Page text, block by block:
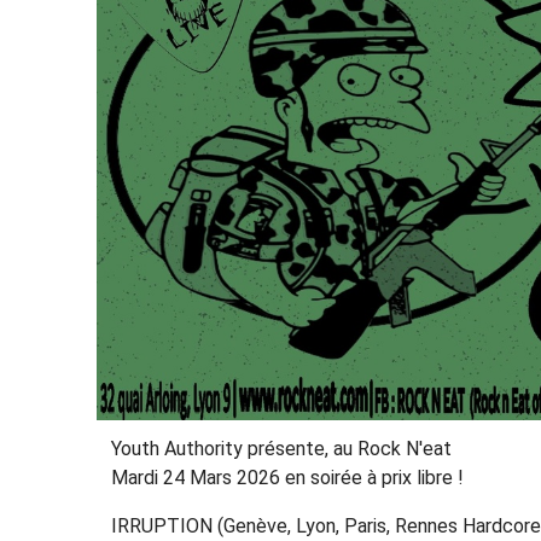
Youth Authority présente, au Rock N'eat
Mardi 24 Mars 2026 en soirée à prix libre !
IRRUPTION (Genève, Lyon, Paris, Rennes